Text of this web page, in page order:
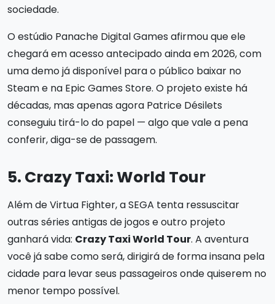
sociedade.
O estúdio Panache Digital Games afirmou que ele
chegará em acesso antecipado ainda em 2026, com
uma demo já disponível para o público baixar no
Steam e na Epic Games Store. O projeto existe há
décadas, mas apenas agora Patrice Désilets
conseguiu tirá-lo do papel — algo que vale a pena
conferir, diga-se de passagem.
5. Crazy Taxi: World Tour
Além de Virtua Fighter, a SEGA tenta ressuscitar
outras séries antigas de jogos e outro projeto
ganhará vida: Crazy Taxi World Tour. A aventura
você já sabe como será, dirigirá de forma insana pela
cidade para levar seus passageiros onde quiserem no
menor tempo possível.